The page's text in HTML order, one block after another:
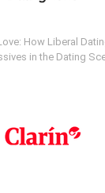
How Liberal
in the Dating